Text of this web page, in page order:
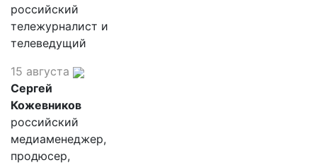
российский
тележурналист и
телеведущий
15 августа
Сергей
Кожевников
российский
медиаменеджер,
продюсер,